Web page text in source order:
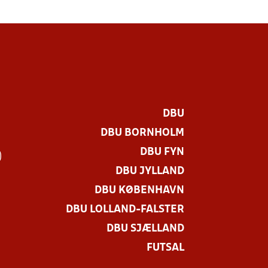
DBU
DBU BORNHOLM
DBU FYN
DBU JYLLAND
DBU KØBENHAVN
DBU LOLLAND-FALSTER
DBU SJÆLLAND
FUTSAL